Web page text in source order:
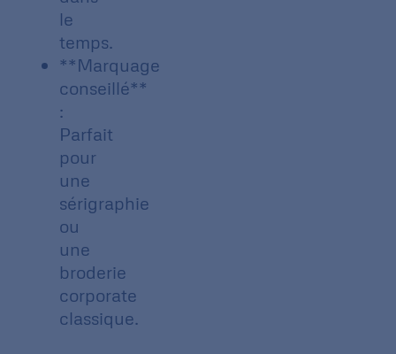
le
temps.
**Marquage
conseillé**
:
Parfait
pour
une
sérigraphie
ou
une
broderie
corporate
classique.